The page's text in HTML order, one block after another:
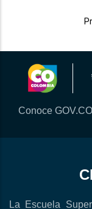
Conoce
La Escuela